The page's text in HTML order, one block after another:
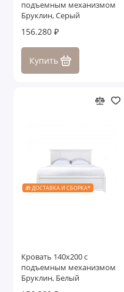
подъемным механизмом
Бруклин, Серый
156.280 ₽
Купить
🎁 ДОСТАВКА И СБОРКА*
Кровать 140x200 с
подъемным механизмом
Бруклин, Белый